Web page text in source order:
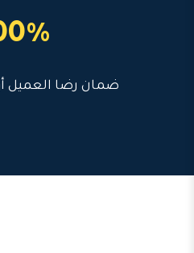
ضمان رضا العميل